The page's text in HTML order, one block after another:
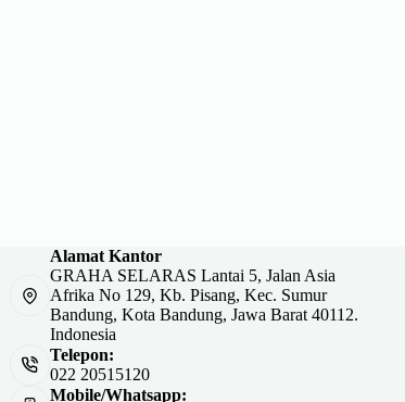
Alamat Kantor
GRAHA SELARAS Lantai 5, Jalan Asia
Afrika No 129, Kb. Pisang, Kec. Sumur
Bandung, Kota Bandung, Jawa Barat 40112.
Indonesia
Telepon:
022 20515120
Mobile/Whatsapp: